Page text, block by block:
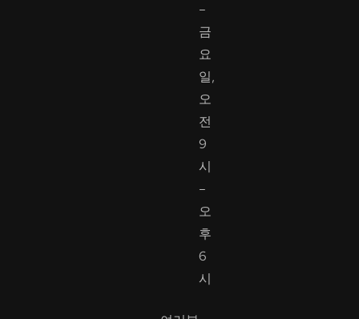
–
금
요
일,
오
전
9
시
–
오
후
6
시